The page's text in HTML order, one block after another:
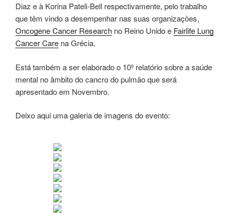
Diaz e à Korina Pateli-Bell respectivamente, pelo trabalho
que têm vindo a desempenhar nas suas organizações,
Oncogene Cancer Research no Reino Unido e Fairlife Lung
Cancer Care na Grécia.
Está também a ser elaborado o 10º relatório sobre a saúde
mental no âmbito do cancro do pulmão que será
apresentado em Novembro.
Deixo aqui uma galeria de imagens do evento: